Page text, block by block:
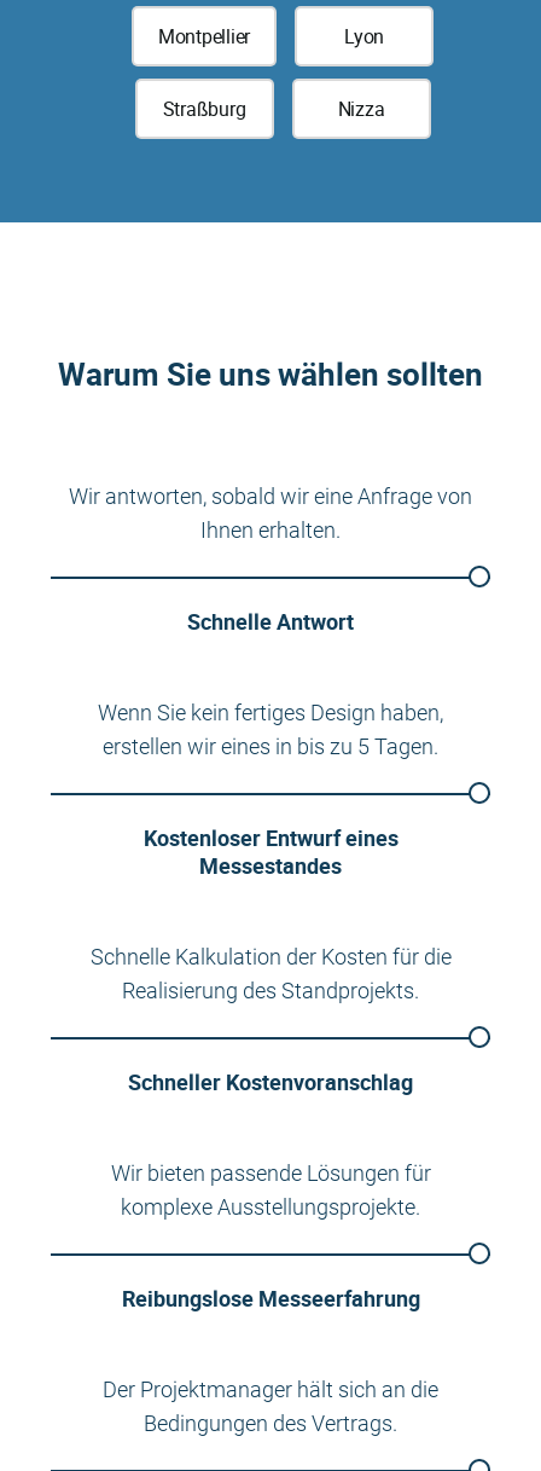
Montpellier Lyon
Straßburg Nizza
Warum Sie uns wählen sollten
Wir antworten, sobald wir eine Anfrage von
Ihnen erhalten.
Schnelle Antwort
Wenn Sie kein fertiges Design haben,
erstellen wir eines in bis zu 5 Tagen.
Kostenloser Entwurf eines
Messestandes
Schnelle Kalkulation der Kosten für die
Realisierung des Standprojekts.
Schneller Kostenvoranschlag
Wir bieten passende Lösungen für
komplexe Ausstellungsprojekte.
Reibungslose Messeerfahrung
Der Projektmanager hält sich an die
Bedingungen des Vertrags.